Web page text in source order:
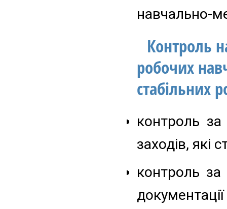
навчально-
Контроль
робочих
стабільних
контроль
заходів, які
контроль